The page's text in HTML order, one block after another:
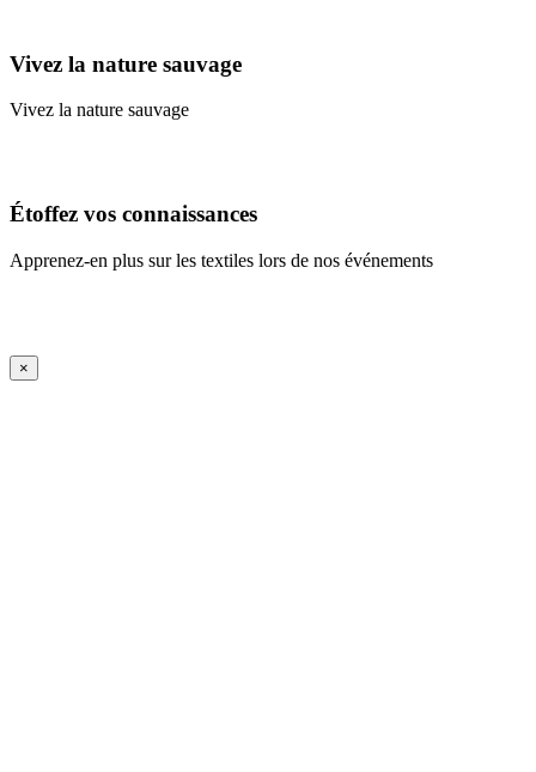
Vivez la nature sauvage
Vivez la nature sauvage
Étoffez vos connaissances
Apprenez-en plus sur les textiles lors de nos événements
iFrame Title
×